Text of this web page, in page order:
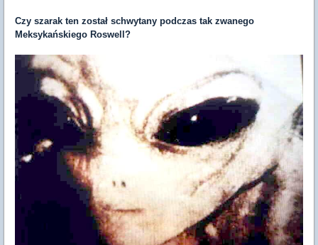
Czy szarak ten został schwytany podczas tak zwanego
Meksykańskiego Roswell?